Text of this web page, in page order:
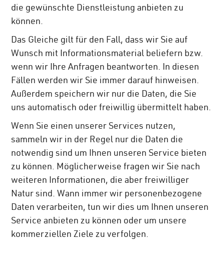
die gewünschte Dienstleistung anbieten zu
können.
Das Gleiche gilt für den Fall, dass wir Sie auf
Wunsch mit Informationsmaterial beliefern bzw.
wenn wir Ihre Anfragen beantworten. In diesen
Fällen werden wir Sie immer darauf hinweisen.
Außerdem speichern wir nur die Daten, die Sie
uns automatisch oder freiwillig übermittelt haben.
Wenn Sie einen unserer Services nutzen,
sammeln wir in der Regel nur die Daten die
notwendig sind um Ihnen unseren Service bieten
zu können. Möglicherweise fragen wir Sie nach
weiteren Informationen, die aber freiwilliger
Natur sind. Wann immer wir personenbezogene
Daten verarbeiten, tun wir dies um Ihnen unseren
Service anbieten zu können oder um unsere
kommerziellen Ziele zu verfolgen.